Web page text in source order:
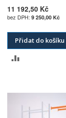
11 192,50 Kč
9 250,00 Kč
Přidat do košíku
POROVNÁNÍ